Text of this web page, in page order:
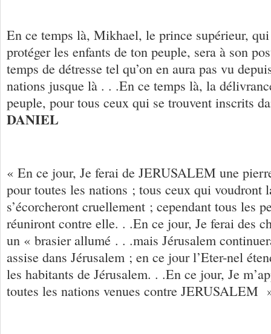
En ce temps là, Mikhael, le prince supérieur,
protéger les enfants de ton peuple, sera à son
temps de détresse tel qu’on en aura pas vu
nations jusque là . . .En ce temps là, la
peuple, pour tous ceux qui se trouvent inscrits
DANIEL
« En ce jour, Je ferai de JERUSALEM une
pour toutes les nations ; tous ceux qui voudront
s’écorcheront cruellement ; cependant tous les
réuniront contre elle. . .En ce jour, Je ferai des
un « brasier allumé . . .mais Jérusalem
assise dans Jérusalem ; en ce jour l’Eter-nel
les habitants de Jérusalem. . .En ce jour, Je
toutes les nations venues contre